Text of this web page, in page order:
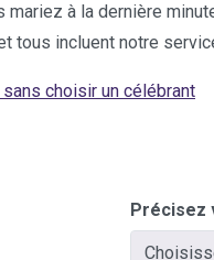
à la dernière
incluent notre
choisir un célébrant
Précisez